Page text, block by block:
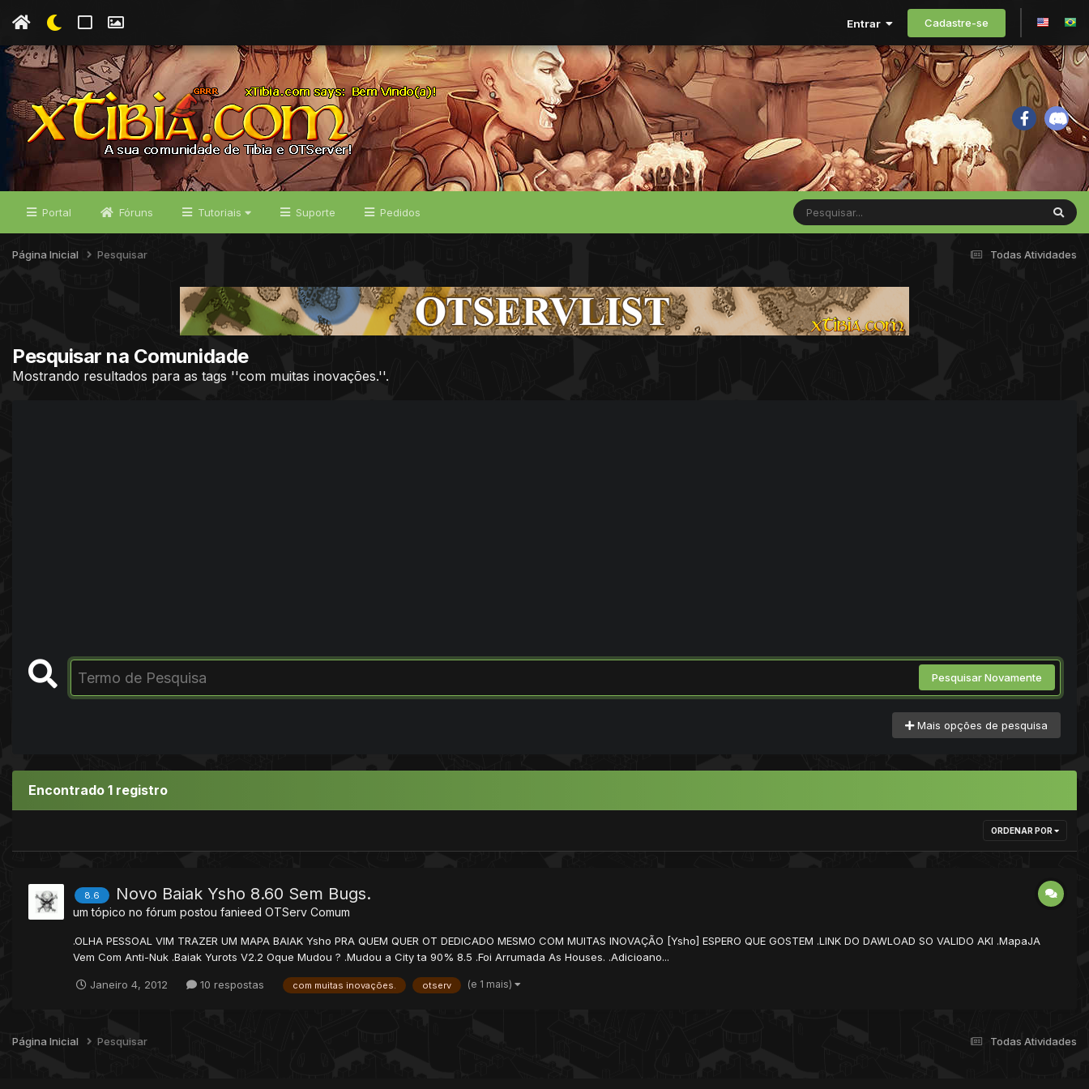
Entrar Cadastre-se
Portal Fóruns Tutoriais Suporte Pedidos
Todas Atividades
Página Inicial Pesquisar
Pesquisar na Comunidade
Mostrando resultados para as tags ''com muitas inovações.''.
Pesquisar Novamente
Mais opções de pesquisa
Encontrado 1 registro
ORDENAR POR
8.6 Novo Baiak Ysho 8.60 Sem Bugs.
um tópico no fórum postou fanieed OTServ Comum
.OLHA PESSOAL VIM TRAZER UM MAPA BAIAK Ysho PRA QUEM QUER OT DEDICADO MESMO COM MUITAS INOVAÇÃO [Ysho] ESPERO QUE GOSTEM .LINK DO DAWLOAD SO VALIDO AKI .MapaJA
Vem Com Anti-Nuk .Baiak Yurots V2.2 Oque Mudou ? .Mudou a City ta 90% 8.5 .Foi Arrumada As Houses. .Adicioano...
Janeiro 4, 2012 10 respostas com muitas inovações. otserv (e 1 mais)
Todas Atividades
Página Inicial Pesquisar